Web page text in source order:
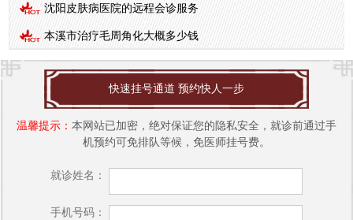
沈阳皮肤病医院的远程会诊服务
本溪市治疗毛周角化大概多少钱
快速挂号通道 预约快人一步
温馨提示： 本网站已加密，绝对保证您的隐私安全，就诊前通过手
机预约可免排队等候，免医师挂号费。
就诊姓名：
手机号码：